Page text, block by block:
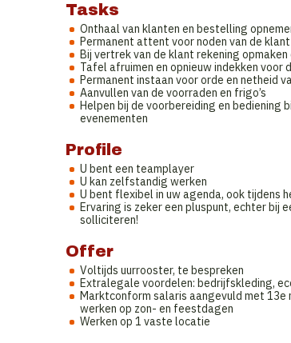
Tasks
Onthaal van klanten en bestelling
Permanent attent voor noden van de klant
Bij vertrek van de klant rekening
Tafel afruimen en opnieuw indekken voor
Permanent instaan voor orde en netheid
Aanvullen van de voorraden en frigo’s
Helpen bij de voorbereiding en bediening
evenementen
Profile
U bent een teamplayer
U kan zelfstandig werken
U bent flexibel in uw agenda, ook tijdens
Ervaring is zeker een pluspunt, echter bij
solliciteren!
Offer
Voltijds uurrooster, te bespreken
Extralegale voordelen: bedrijfskleding,
Marktconform salaris aangevuld met
werken op zon- en feestdagen
Werken op 1 vaste locatie